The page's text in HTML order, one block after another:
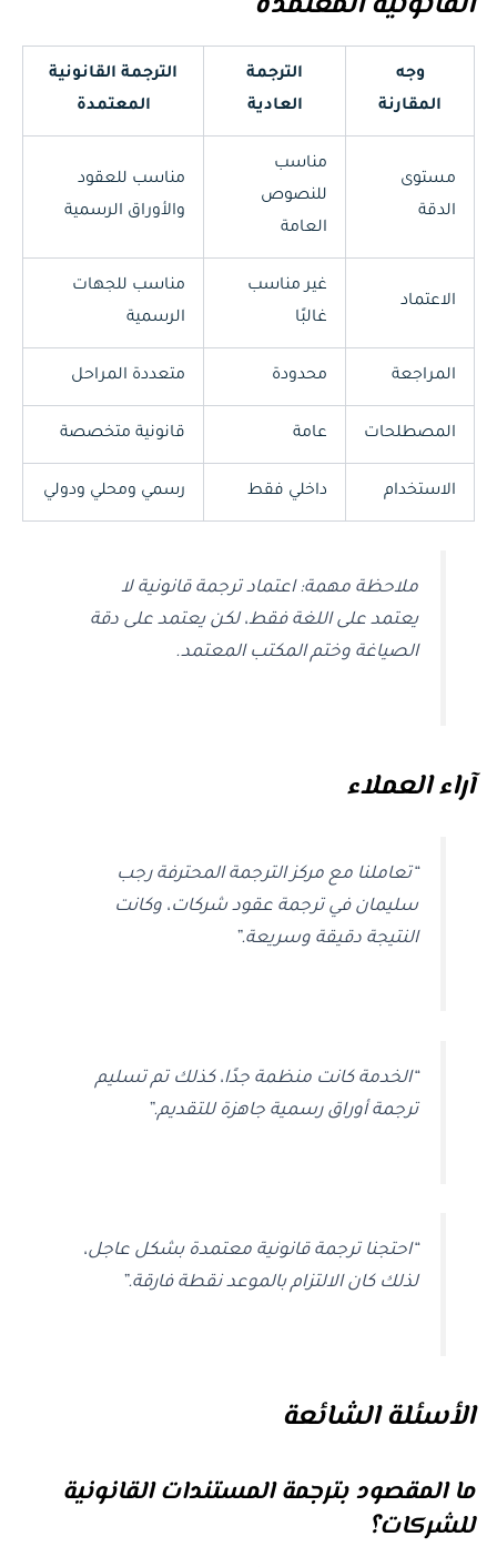
وجه
المقارنة
الترجمة
العادية
الترجمة القانونية
المعتمدة
مستوى
الدقة
مناسب
للنصوص
العامة
مناسب للعقود
والأوراق الرسمية
الاعتماد
غير مناسب
غالبًا
مناسب للجهات
الرسمية
المراجعة محدودة متعددة المراحل
المصطلحات عامة قانونية متخصصة
الاستخدام داخلي فقط رسمي ومحلي ودولي
ملاحظة مهمة: اعتماد ترجمة قانونية لا
يعتمد على اللغة فقط، لكن يعتمد على دقة
الصياغة وختم المكتب المعتمد.
آراء العملاء
“تعاملنا مع مركز الترجمة المحترفة رجب
سليمان في ترجمة عقود شركات، وكانت
النتيجة دقيقة وسريعة.”
“الخدمة كانت منظمة جدًا، كذلك تم تسليم
ترجمة أوراق رسمية جاهزة للتقديم.”
“احتجنا ترجمة قانونية معتمدة بشكل عاجل،
لذلك كان الالتزام بالموعد نقطة فارقة.”
الأسئلة الشائعة
ما المقصود بترجمة المستندات القانونية
للشركات؟